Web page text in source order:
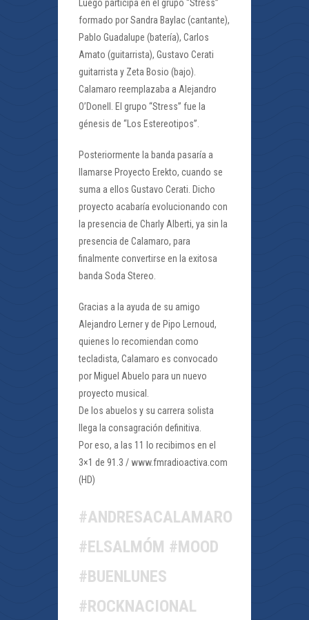
Luego participa en el grupo “Stress”
formado por Sandra Baylac (cantante),
Pablo Guadalupe (batería), Carlos
Amato (guitarrista), Gustavo Cerati
guitarrista y Zeta Bosio (bajo).
Calamaro reemplazaba a Alejandro
O’Donell. El grupo “Stress” fue la
génesis de “Los Estereotipos”.
Posteriormente la banda pasaría a
llamarse Proyecto Erekto, cuando se
suma a ellos Gustavo Cerati. Dicho
proyecto acabaría evolucionando con
la presencia de Charly Alberti, ya sin la
presencia de Calamaro, para
finalmente convertirse en la exitosa
banda Soda Stereo.
Gracias a la ayuda de su amigo
Alejandro Lerner y de Pipo Lernoud,
quienes lo recomiendan como
tecladista, Calamaro es convocado
por Miguel Abuelo para un nuevo
proyecto musical.
De los abuelos y su carrera solista
llega la consagración definitiva.
Por eso, a las 11 lo recibimos en el
3×1 de 91.3 / www.fmradioactiva.com
(HD)
#ANDRESACALAMARO
#ELSALMÓM #MOOD
#BUENLUNES
#ROCKNACIONAL